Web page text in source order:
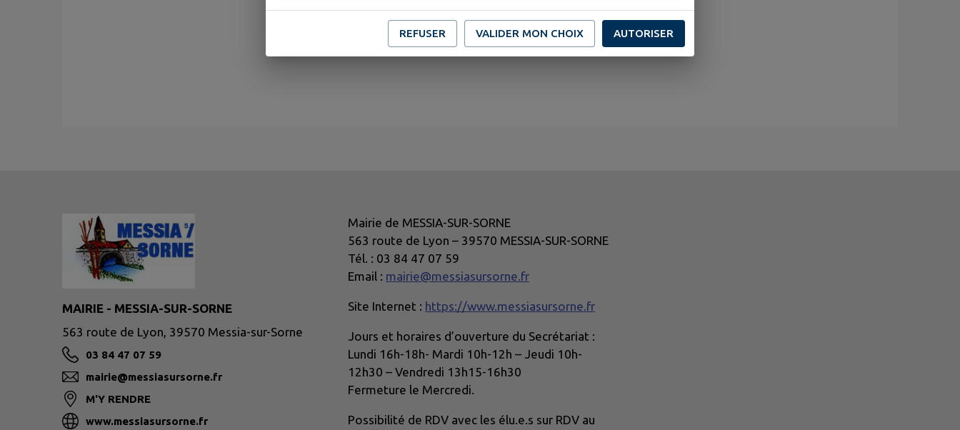
MAIRIE - MESSIA-SUR-SORNE
563 route de Lyon, 39570 Messia-sur-Sorne
03 84 47 07 59
mairie@messiasursorne.fr
M'Y RENDRE
www.messiasursorne.fr
Mairie de MESSIA-SUR-SORNE
563 route de Lyon – 39570 MESSIA-SUR-SORNE
Tél. : 03 84 47 07 59
Email : mairie@messiasursorne.fr
Site Internet : https://www.messiasursorne.fr
Jours et horaires d’ouverture du Secrétariat :
Lundi 16h-18h- Mardi 10h-12h – Jeudi 10h-
12h30 – Vendredi 13h15-16h30
Fermeture le Mercredi.
Possibilité de RDV avec les élu.e.s sur RDV au
REFUSER VALIDER MON CHOIX AUTORISER